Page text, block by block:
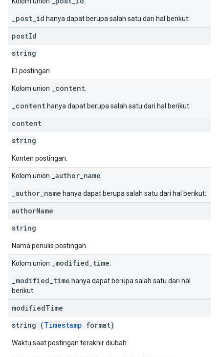
_post_id hanya dapat berupa salah satu dari hal berikut:
postId
string
ID postingan.
Kolom union _content
_content hanya dapat berupa salah satu dari hal berikut:
content
string
Konten postingan.
Kolom union _author_name
_author_name hanya dapat berupa salah satu dari hal berikut:
authorName
string
Nama penulis postingan.
Kolom union _modified_time
_modified_time hanya dapat berupa salah satu dari hal
berikut:
modifiedTime
string (Timestamp format)
Waktu saat postingan terakhir diubah.